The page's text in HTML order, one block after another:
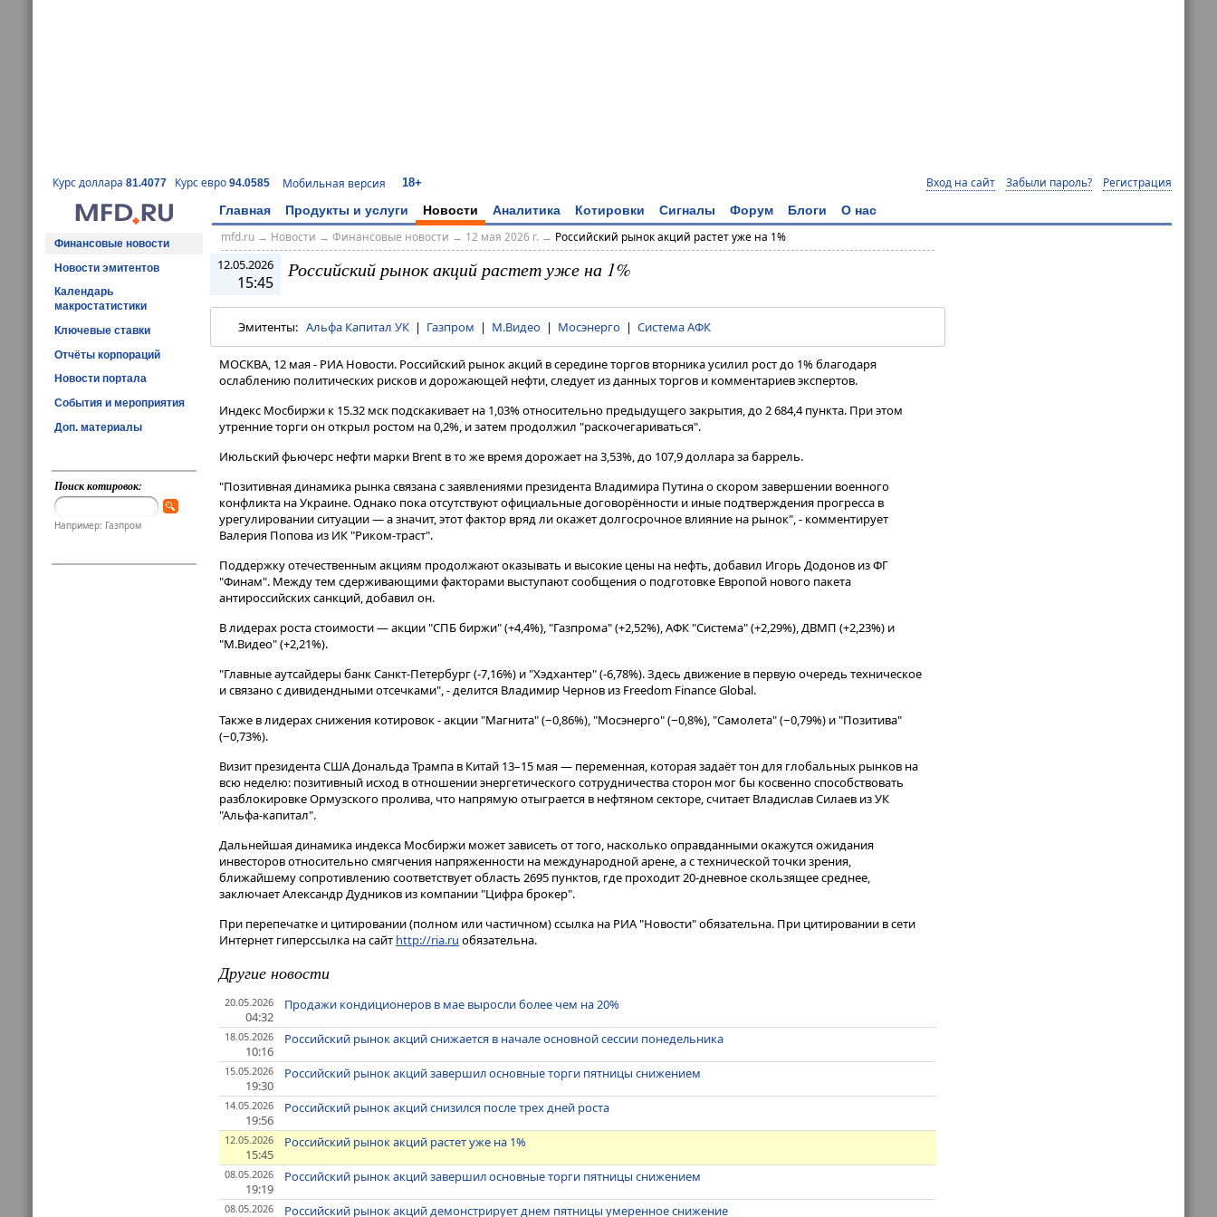
Курс доллара 81.4077 Курс евро 94.0585 Мобильная версия 18+ Вход на сайт Забыли пароль? Регистрация
Главная Продукты и услуги Новости Аналитика Котировки Сигналы Форум Блоги О нас
Финансовые новости
Новости эмитентов
Календарь
макростатистики
Ключевые ставки
Отчёты корпораций
Новости портала
События и мероприятия
Доп. материалы
Поиск котировок:
Например: Газпром
mfd.ru→ Новости → Финансовые новости → 12 мая 2026 г. → Российский рынок акций растет уже на 1%
12.05.2026
15:45
Российский рынок акций растет уже на 1%
Эмитенты: Альфа Капитал УК | Газпром | М.Видео | Мосэнерго | Система АФК
МОСКВА, 12 мая - РИА Новости. Российский рынок акций в середине торгов вторника усилил рост до 1% благодаря
ослаблению политических рисков и дорожающей нефти, следует из данных торгов и комментариев экспертов.
Индекс Мосбиржи к 15​​​.32 мск подскакивает на 1,03% относительно предыдущего закрытия, до 2 684,4 пункта. При этом
утренние торги он открыл ростом на 0,2%, и затем продолжил "раскочегариваться".
Июльский фьючерс нефти марки Brent в то же время дорожает на 3,53%, до 107,9 доллара за баррель.
"Позитивная динамика рынка связана с заявлениями президента Владимира Путина о скором завершении военного
конфликта на Украине. Однако пока отсутствуют официальные договорённости и иные подтверждения прогресса в
урегулировании ситуации — а значит, этот фактор вряд ли окажет долгосрочное влияние на рынок", - комментирует
Валерия Попова из ИК "Риком-траст".
Поддержку отечественным акциям продолжают оказывать и высокие цены на нефть, добавил Игорь Додонов из ФГ
"Финам". Между тем сдерживающими факторами выступают сообщения о подготовке Европой нового пакета
антироссийских санкций, добавил он.
В лидерах роста стоимости — акции "СПБ биржи" (+4,4%), "Газпрома" (+2,52%), АФК "Система" (+2,29%), ДВМП (+2,23%) и
"М.Видео" (+2,21%).
"Главные аутсайдеры банк Санкт-Петербург (-7,16%) и "Хэдхантер" (-6,78%). Здесь движение в первую очередь техническое
и связано с дивидендными отсечками", - делится Владимир Чернов из Freedom Finance Global.
Также в лидерах снижения котировок - акции "Магнита" (−0,86%), "Мосэнерго" (−0,8%), "Самолета" (−0,79%) и "Позитива"
(−0,73%).
Визит президента США Дональда Трампа в Китай 13–15 мая — переменная, которая задаёт тон для глобальных рынков на
всю неделю: позитивный исход в отношении энергетического сотрудничества сторон мог бы косвенно способствовать
разблокировке Ормузского пролива, что напрямую отыграется в нефтяном секторе, считает Владислав Силаев из УК
"Альфа-капитал".
Дальнейшая динамика индекса Мосбиржи может зависеть от того, насколько оправданными окажутся ожидания
инвесторов относительно смягчения напряженности на международной арене, а с технической точки зрения,
ближайшему сопротивлению соответствует область 2695 пунктов, где проходит 20-дневное скользящее среднее,
заключает Александр Дудников из компании "Цифра брокер".
При перепечатке и цитировании (полном или частичном) ссылка на РИА "Новости" обязательна. При цитировании в сети
Интернет гиперссылка на сайт http://ria.ru обязательна.
Другие новости
20.05.2026
04:32
Продажи кондиционеров в мае выросли более чем на 20%
18.05.2026
10:16
Российский рынок акций снижается в начале основной сессии понедельника
15.05.2026
19:30
Российский рынок акций завершил основные торги пятницы снижением
14.05.2026
19:56
Российский рынок акций снизился после трех дней роста
12.05.2026
15:45
Российский рынок акций растет уже на 1%
08.05.2026
19:19
Российский рынок акций завершил основные торги пятницы снижением
08.05.2026 Российский рынок акций демонстрирует днем пятницы умеренное снижение